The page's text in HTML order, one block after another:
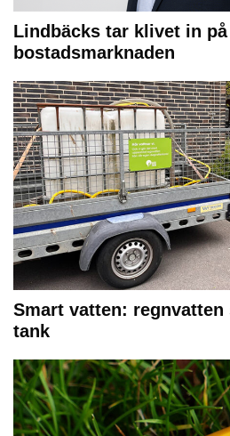
Lindbäcks tar klivet in
bostadsmarknaden
Smart vatten: regnvatten
tank